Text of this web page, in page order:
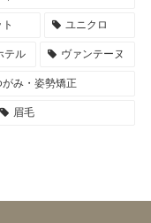
ユニクロ
テル ヴァンテーヌ
がみ・姿勢矯正
眉毛